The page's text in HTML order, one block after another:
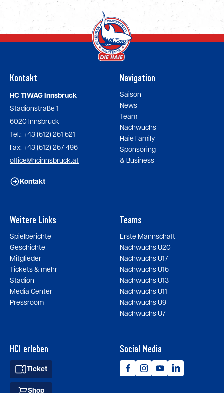
Kontakt
HC TIWAG Innsbruck
Stadionstraße 1
6020 Innsbruck
Tel.: +43 (512) 251 521
Fax: +43 (512) 257 496
office@hcinnsbruck.at
Kontakt
Navigation
Saison
News
Team
Nachwuchs
Haie Family
Sponsoring
& Business
Weitere Links
Spielberichte
Geschichte
Mitglieder
Tickets & mehr
Stadion
Media Center
Pressroom
Teams
Erste Mannschaft
Nachwuchs U20
Nachwuchs U17
Nachwuchs U15
Nachwuchs U13
Nachwuchs U11
Nachwuchs U9
Nachwuchs U7
HCI erleben
Ticket
Shop
Social Media